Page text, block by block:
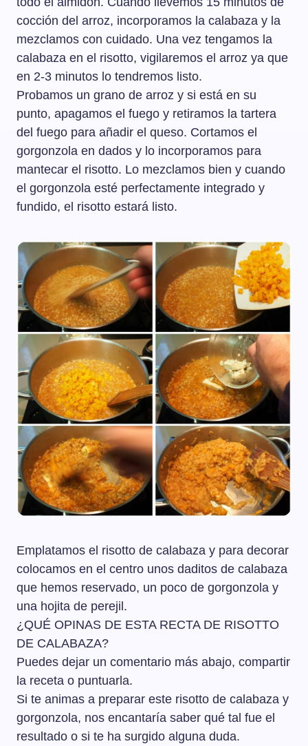
cocción del arroz, incorporamos la calabaza y la
mezclamos con cuidado. Una vez tengamos la
calabaza en el risotto, vigilaremos el arroz ya que
en 2-3 minutos lo tendremos listo.
Probamos un grano de arroz y si está en su
punto, apagamos el fuego y retiramos la tartera
del fuego para añadir el queso. Cortamos el
gorgonzola en dados y lo incorporamos para
mantecar el risotto. Lo mezclamos bien y cuando
el gorgonzola esté perfectamente integrado y
fundido, el risotto estará listo.
Emplatamos el risotto de calabaza y para decorar
colocamos en el centro unos daditos de calabaza
que hemos reservado, un poco de gorgonzola y
una hojita de perejil.
¿QUÉ OPINAS DE ESTA RECTA DE RISOTTO
DE CALABAZA?
Puedes dejar un comentario más abajo, compartir
la receta o puntuarla.
Si te animas a preparar este risotto de calabaza y
gorgonzola, nos encantaría saber qué tal fue el
resultado o si te ha surgido alguna duda.